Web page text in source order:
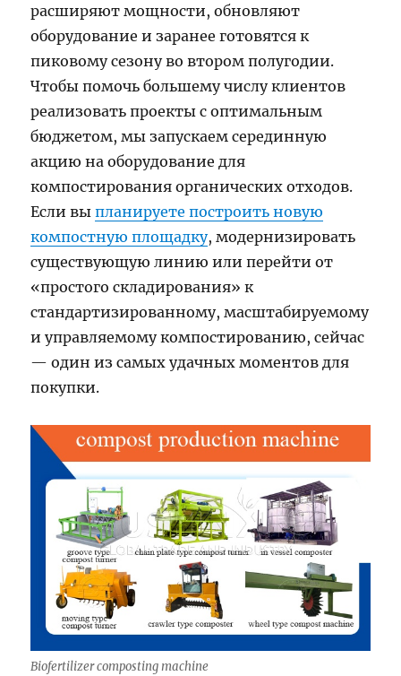
расширяют мощности, обновляют
оборудование и заранее готовятся к
пиковому сезону во втором полугодии.
Чтобы помочь большему числу клиентов
реализовать проекты с оптимальным
бюджетом, мы запускаем серединную
акцию на оборудование для
компостирования органических отходов.
Если выпланируете построить новую
компостную площадку, модернизировать
существующую линию или перейти от
«простого складирования» к
стандартизированному, масштабируемому
и управляемому компостированию, сейчас
— один из самых удачных моментов для
покупки.
Biofertilizer composting machine